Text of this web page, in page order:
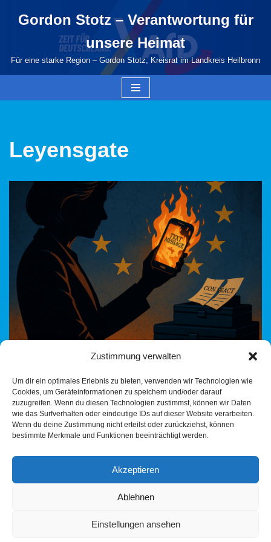
Zustimmung verwalten
Um dir ein optimales Erlebnis zu bieten, verwenden wir Technologien wie
Cookies, um Geräteinformationen zu speichern und/oder darauf
zuzugreifen. Wenn du diesen Technologien zustimmst, können wir Daten
wie das Surfverhalten oder eindeutige IDs auf dieser Website verarbeiten.
Wenn du deine Zustimmung nicht erteilst oder zurückziehst, können
bestimmte Merkmale und Funktionen beeinträchtigt werden.
Akzeptieren
Ablehnen
Einstellungen ansehen
springen
Gordon Stotz – Verantwortung für
unsere Heimat
Für eine starke Region – Gordon Stotz, Kreisrat im Landkreis Heilbronn
Leyensgate
Jahrzehnten ihre Transparenzlosigkeit kultiviert Ursula von der
Leyen, einst Verteidigungsministerin mit schwindelerregendem
Berater-Sumpf, heute Präsidentin…Weiterlesen »